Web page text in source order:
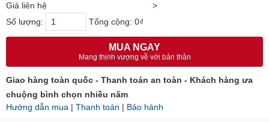
Giá liên hệ
>
Số lượng:
Tổng cộng: 0₫
MUA NGAY
Mang thịnh vượng về với bản thân
Giao hàng toàn quốc - Thanh toán an toàn - Khách hàng ưa
chuộng bình chọn nhiều năm
Hướng dẫn mua | Thanh toán | Bảo hành